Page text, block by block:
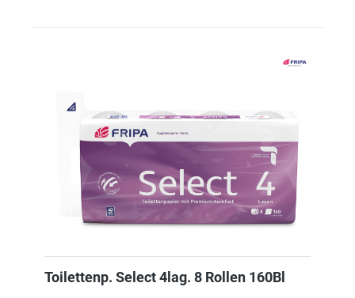
Toilettenp. Select 4lag. 8 Rollen 160Bl